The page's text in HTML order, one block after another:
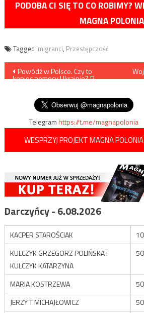
PODOBA CI SIĘ TO CO ROBIMY?
MAGNA
Tagged imigranci, Przestępczość
Nawigacja
wpisu
Powódź w Polsce. Czy to
koniec pomocy Ukrainie? P.
Telegramhttps://t.me/magnapolonia
WESPRZYJ PROJEKT MAGNA POLONIA
Darczyńcy - 6.08.2026
KACPER STAROŚCIAK
KULCZYK GRZEGORZ POLIŃSKA i
KULCZYK KATARZYNA
MARIA KOSTRZEWA
JERZY T MICHAJŁOWICZ